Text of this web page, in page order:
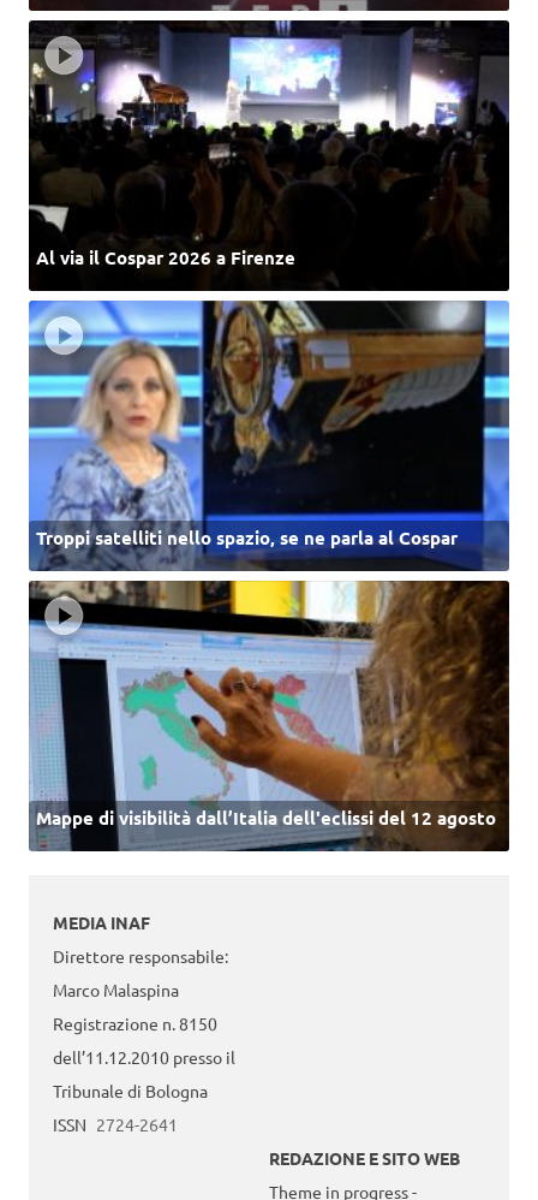
Al via il Cospar 2026 a Firenze
Troppi satelliti nello spazio, se ne parla al Cospar
Mappe di visibilità dall’Italia dell'eclissi del 12 agosto
MEDIA INAF
Direttore responsabile:
Marco Malaspina
Registrazione n. 8150
dell’11.12.2010 presso il
Tribunale di Bologna
ISSN 2724-2641
REDAZIONE E SITO WEB
Theme in progress -